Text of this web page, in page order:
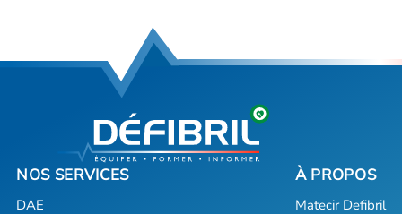
DAE
Matecir Defibril